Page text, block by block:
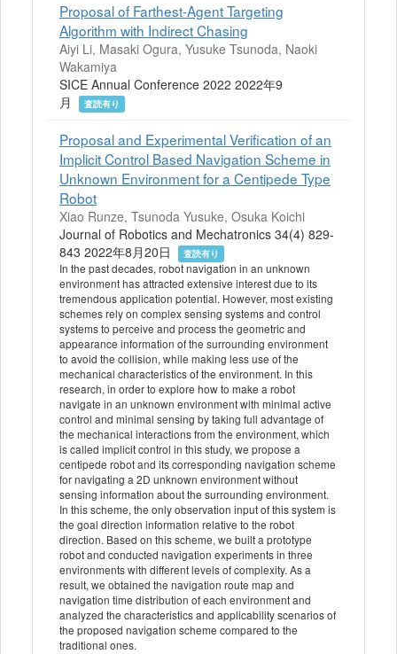
Proposal of Farthest-Agent Targeting
Algorithm with Indirect Chasing
Aiyi Li, Masaki Ogura, Yusuke Tsunoda, Naoki
Wakamiya
SICE Annual Conference 2022 2022年9
月
査読有り
Proposal and Experimental Verification of an
Implicit Control Based Navigation Scheme in
Unknown Environment for a Centipede Type
Robot
Xiao Runze, Tsunoda Yusuke, Osuka Koichi
Journal of Robotics and Mechatronics 34(4) 829-
843 2022年8月20日
査読有り
In the past decades, robot navigation in an unknown
environment has attracted extensive interest due to its
tremendous application potential. However, most existing
schemes rely on complex sensing systems and control
systems to perceive and process the geometric and
appearance information of the surrounding environment
to avoid the collision, while making less use of the
mechanical characteristics of the environment. In this
research, in order to explore how to make a robot
navigate in an unknown environment with minimal active
control and minimal sensing by taking full advantage of
the mechanical interactions from the environment, which
is called implicit control in this study, we propose a
centipede robot and its corresponding navigation scheme
for navigating a 2D unknown environment without
sensing information about the surrounding environment.
In this scheme, the only observation input of this system is
the goal direction information relative to the robot
direction. Based on this scheme, we built a prototype
robot and conducted navigation experiments in three
environments with different levels of complexity. As a
result, we obtained the navigation route map and
navigation time distribution of each environment and
analyzed the characteristics and applicability scenarios of
the proposed navigation scheme compared to the
traditional ones.